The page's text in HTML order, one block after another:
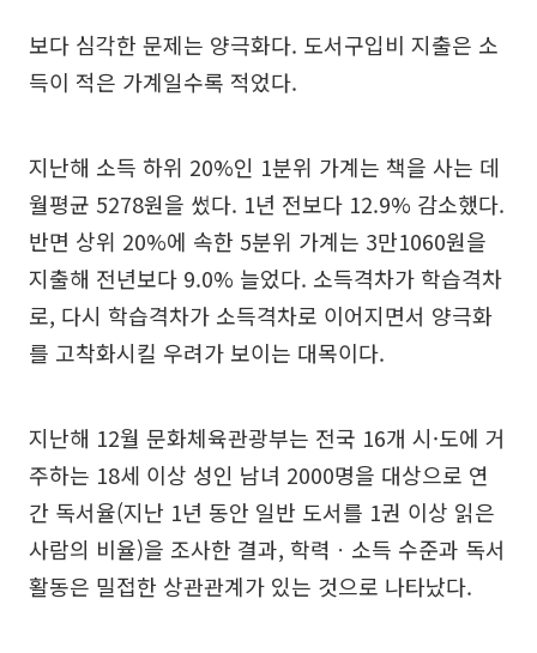
보다 심각한 문제는 양극화다. 도서구입비 지출은 소
득이 적은 가계일수록 적었다.
지난해 소득 하위 20%인 1분위 가계는 책을 사는 데
월평균 5278원을 썼다. 1년 전보다 12.9% 감소했다.
반면 상위 20%에 속한 5분위 가계는 3만1060원을
지출해 전년보다 9.0% 늘었다. 소득격차가 학습격차
로, 다시 학습격차가 소득격차로 이어지면서 양극화
를 고착화시킬 우려가 보이는 대목이다.
지난해 12월 문화체육관광부는 전국 16개 시·도에 거
주하는 18세 이상 성인 남녀 2000명을 대상으로 연
간 독서율(지난 1년 동안 일반 도서를 1권 이상 읽은
사람의 비율)을 조사한 결과, 학력ㆍ소득 수준과 독서
활동은 밀접한 상관관계가 있는 것으로 나타났다.